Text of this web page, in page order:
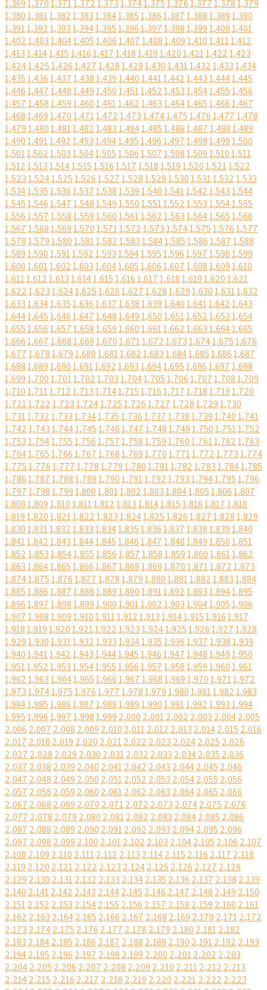
1,3691,3701,3711,3721,3731,3741,3751,3761,3771,3781,379
1,3801,3811,3821,3831,3841,3851,3861,3871,3881,3891,390
1,3911,3921,3931,3941,3951,3961,3971,3981,3991,4001,401
1,4021,4031,4041,4051,4061,4071,4081,4091,4101,4111,412
1,4131,4141,4151,4161,4171,4181,4191,4201,4211,4221,423
1,4241,4251,4261,4271,4281,4291,4301,4311,4321,4331,434
1,4351,4361,4371,4381,4391,4401,4411,4421,4431,4441,445
1,4461,4471,4481,4491,4501,4511,4521,4531,4541,4551,456
1,4571,4581,4591,4601,4611,4621,4631,4641,4651,4661,467
1,4681,4691,4701,4711,4721,4731,4741,4751,4761,4771,478
1,4791,4801,4811,4821,4831,4841,4851,4861,4871,4881,489
1,4901,4911,4921,4931,4941,4951,4961,4971,4981,4991,500
1,5011,5021,5031,5041,5051,5061,5071,5081,5091,5101,511
1,5121,5131,5141,5151,5161,5171,5181,5191,5201,5211,522
1,5231,5241,5251,5261,5271,5281,5291,5301,5311,5321,533
1,5341,5351,5361,5371,5381,5391,5401,5411,5421,5431,544
1,5451,5461,5471,5481,5491,5501,5511,5521,5531,5541,555
1,5561,5571,5581,5591,5601,5611,5621,5631,5641,5651,566
1,5671,5681,5691,5701,5711,5721,5731,5741,5751,5761,577
1,5781,5791,5801,5811,5821,5831,5841,5851,5861,5871,588
1,5891,5901,5911,5921,5931,5941,5951,5961,5971,5981,599
1,6001,6011,6021,6031,6041,6051,6061,6071,6081,6091,610
1,6111,6121,6131,6141,6151,6161,6171,6181,6191,6201,621
1,6221,6231,6241,6251,6261,6271,6281,6291,6301,6311,632
1,6331,6341,6351,6361,6371,6381,6391,6401,6411,6421,643
1,6441,6451,6461,6471,6481,6491,6501,6511,6521,6531,654
1,6551,6561,6571,6581,6591,6601,6611,6621,6631,6641,665
1,6661,6671,6681,6691,6701,6711,6721,6731,6741,6751,676
1,6771,6781,6791,6801,6811,6821,6831,6841,6851,6861,687
1,6881,6891,6901,6911,6921,6931,6941,6951,6961,6971,698
1,6991,7001,7011,7021,7031,7041,7051,7061,7071,7081,709
1,7101,7111,7121,7131,7141,7151,7161,7171,7181,7191,720
1,7211,7221,7231,7241,7251,7261,7271,7281,7291,730
1,7311,7321,7331,7341,7351,7361,7371,7381,7391,7401,741
1,7421,7431,7441,7451,7461,7471,7481,7491,7501,7511,752
1,7531,7541,7551,7561,7571,7581,7591,7601,7611,7621,763
1,7641,7651,7661,7671,7681,7691,7701,7711,7721,7731,774
1,7751,7761,7771,7781,7791,7801,7811,7821,7831,7841,785
1,7861,7871,7881,7891,7901,7911,7921,7931,7941,7951,796
1,7971,7981,7991,8001,8011,8021,8031,8041,8051,8061,807
1,8081,8091,8101,8111,8121,8131,8141,8151,8161,8171,818
1,8191,8201,8211,8221,8231,8241,8251,8261,8271,8281,829
1,8301,8311,8321,8331,8341,8351,8361,8371,8381,8391,840
1,8411,8421,8431,8441,8451,8461,8471,8481,8491,8501,851
1,8521,8531,8541,8551,8561,8571,8581,8591,8601,8611,862
1,8631,8641,8651,8661,8671,8681,8691,8701,8711,8721,873
1,8741,8751,8761,8771,8781,8791,8801,8811,8821,8831,884
1,8851,8861,8871,8881,8891,8901,8911,8921,8931,8941,895
1,8961,8971,8981,8991,9001,9011,9021,9031,9041,9051,906
1,9071,9081,9091,9101,9111,9121,9131,9141,9151,9161,917
1,9181,9191,9201,9211,9221,9231,9241,9251,9261,9271,928
1,9291,9301,9311,9321,9331,9341,9351,9361,9371,9381,939
1,9401,9411,9421,9431,9441,9451,9461,9471,9481,9491,950
1,9511,9521,9531,9541,9551,9561,9571,9581,9591,9601,961
1,9621,9631,9641,9651,9661,9671,9681,9691,9701,9711,972
1,9731,9741,9751,9761,9771,9781,9791,9801,9811,9821,983
1,9841,9851,9861,9871,9881,9891,9901,9911,9921,9931,994
1,9951,9961,9971,9981,999 2,000 2,0012,002 2,003 2,0042,005
2,006 2,007 2,008 2,009 2,010 2,0112,012 2,013 2,0142,015 2,016
2,017 2,018 2,019 2,020 2,0212,022 2,023 2,0242,025 2,026
2,027 2,028 2,029 2,030 2,0312,032 2,033 2,0342,035 2,036
2,037 2,038 2,039 2,040 2,0412,042 2,043 2,0442,045 2,046
2,047 2,048 2,049 2,050 2,0512,052 2,053 2,0542,055 2,056
2,057 2,058 2,059 2,060 2,0612,062 2,063 2,0642,065 2,066
2,067 2,068 2,069 2,070 2,0712,072 2,073 2,0742,075 2,076
2,077 2,078 2,079 2,080 2,0812,082 2,083 2,0842,085 2,086
2,087 2,088 2,089 2,090 2,0912,092 2,093 2,0942,095 2,096
2,097 2,098 2,099 2,100 2,1012,102 2,103 2,1042,105 2,106 2,107
2,108 2,109 2,110 2,1112,112 2,113 2,1142,115 2,116 2,117 2,118
2,119 2,120 2,1212,122 2,123 2,1242,125 2,126 2,127 2,128
2,129 2,130 2,1312,132 2,133 2,1342,135 2,136 2,137 2,138 2,139
2,140 2,1412,142 2,143 2,1442,145 2,146 2,147 2,148 2,149 2,150
2,1512,152 2,153 2,1542,155 2,156 2,157 2,158 2,159 2,160 2,161
2,162 2,163 2,1642,165 2,166 2,167 2,168 2,169 2,170 2,1712,172
2,173 2,1742,175 2,176 2,177 2,178 2,179 2,180 2,1812,182
2,183 2,1842,185 2,186 2,187 2,188 2,189 2,190 2,1912,192 2,193
2,1942,195 2,196 2,197 2,198 2,199 2,200 2,2012,202 2,203
2,2042,205 2,206 2,207 2,208 2,209 2,210 2,2112,212 2,213
2,2142,215 2,216 2,217 2,218 2,219 2,220 2,2212,222 2,223